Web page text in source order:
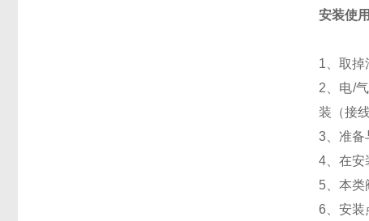
安装使
1、取掉
2、电/
装（接
3、准备
4、在安
5、本类
6、安装